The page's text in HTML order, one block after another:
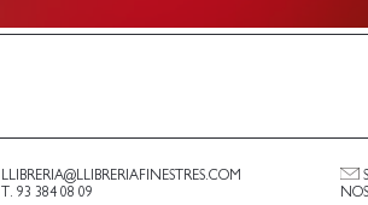
LLIBRERIA@LLIBRERIAFINESTRES.COM
T. 93 384 08 09